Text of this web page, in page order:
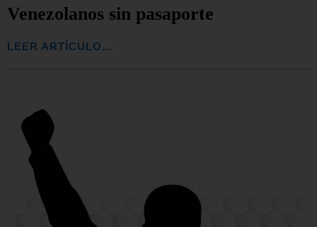
Venezolanos sin pasaporte
LEER ARTÍCULO...